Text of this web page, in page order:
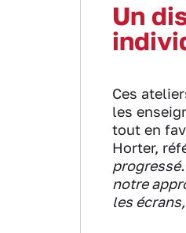
Un
Ces
les
tout en
Horter,
notre
les